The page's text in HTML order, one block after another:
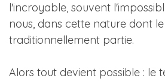
l'incroyable, souvent
nous, dans cette nature dont
traditionnellement partie.
Alors tout devient possible : le